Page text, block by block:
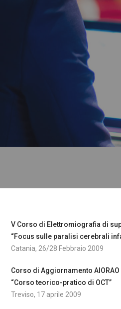
V Corso di Elettromiografia di
“Focus sulle paralisi cerebrali
Catania, 26/28 Febbraio 2009
Corso di Aggiornamento
“Corso teorico-pratico di OCT”
Treviso, 17 aprile 2009